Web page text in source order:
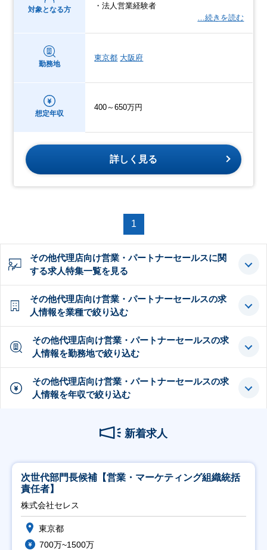
対象となる方
・法人営業経験者
…続きを読む
勤務地
東京都 大阪府
想定年収
400～650万円
詳しく見る
1
その他代理店向け営業・パートナーセールスに関
する求人特集一覧を見る
その他代理店向け営業・パートナーセールスの求
人情報を業種で絞り込む
その他代理店向け営業・パートナーセールスの求
人情報を勤務地で絞り込む
その他代理店向け営業・パートナーセールスの求
人情報を年収で絞り込む
新着求人
次世代部門長候補【営業・マーケティング組織統括
責任者】
株式会社セレス
東京都
700万~1500万